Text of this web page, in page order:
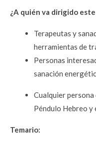
¿A quién va dirigido
Terapeutas y
herramientas de
Personas
sanación
Cualquier persona
Péndulo Hebreo y
Temario: